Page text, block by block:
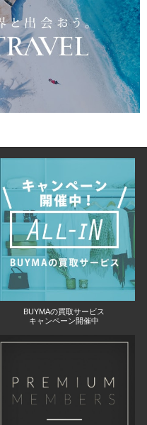
BUYMAの買取サービス
キャンペーン開催中